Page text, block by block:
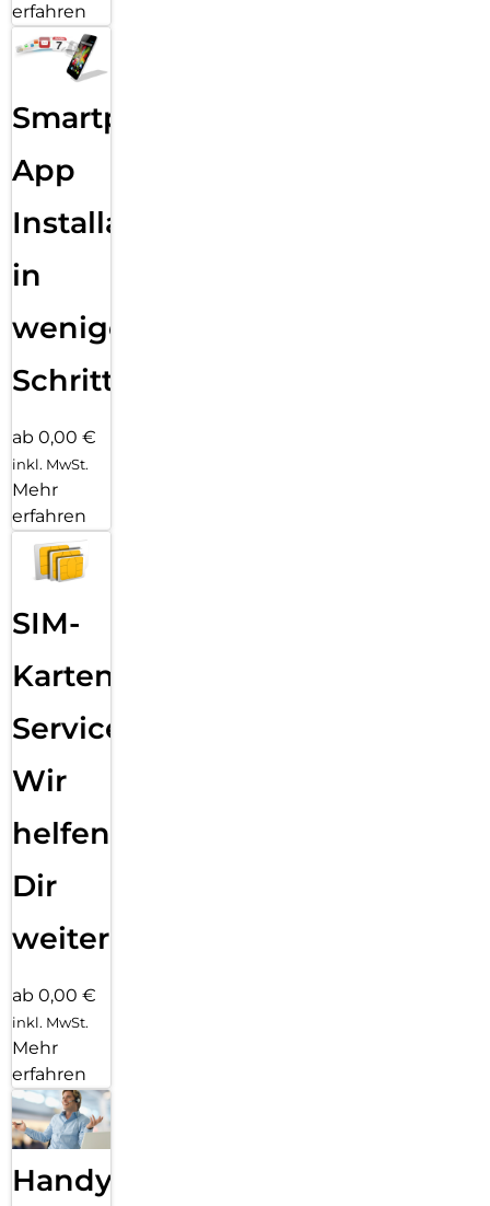
erfahren
Smartphone
App
Installation
in
wenigen
Schritten
ab 0,00 €
inkl. MwSt.
Mehr
erfahren
SIM-
Karten
Service:
Wir
helfen
Dir
weiter
ab 0,00 €
inkl. MwSt.
Mehr
erfahren
Handy